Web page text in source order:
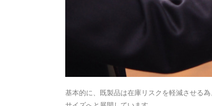
基本的に、既製品は在庫リスクを軽減させる